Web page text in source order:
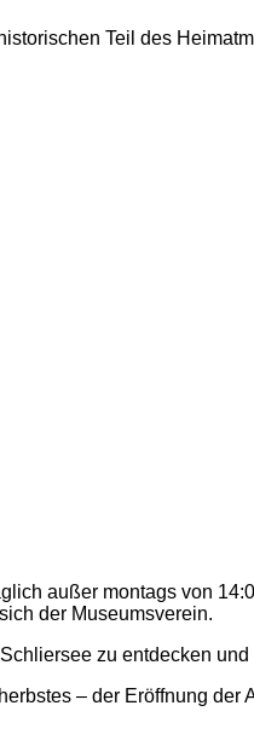
Teil des
außer montags von
der Museumsverein.
zu entdecken
– der Eröffnung